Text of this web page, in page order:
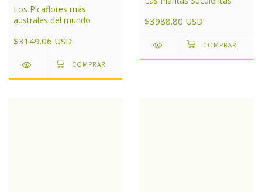
Los Picaflores más
australes del mundo
$3149.06 USD
$3988.80 USD